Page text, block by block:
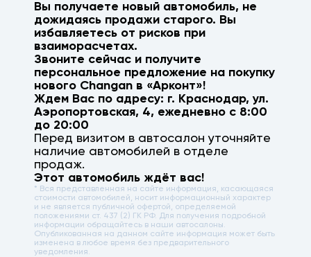
Вы получаете новый автомобиль, не
дожидаясь продажи старого. Вы
избавляетесь от рисков при
взаиморасчетах.
Звоните сейчас и получите
персональное предложение на покупку
нового Changan в «Арконт»!
Ждем Вас по адресу: г. Краснодар,ул.
Аэропортовская, 4, ежедневно с 8:00
до 20:00
Перед визитом в автосалон уточняйте
наличие автомобилей в отделе
продаж.
Этот автомобиль ждёт вас!
* Вся представленная на сайте информация, касающаяся
стоимости автомобилей, носит информационный характер
и не является публичной офертой, определяемой
положениями ст. 437 (2) ГК РФ. Для получения подробной
информации обращайтесь в наши автосалоны.
Опубликованная на данном сайте информация может быть
изменена в любое время без предварительного
уведомления.